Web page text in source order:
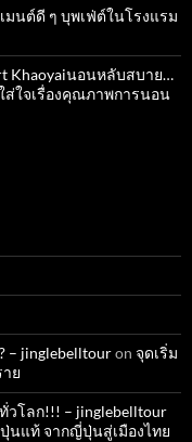
มนต์ดี ๆ บุพเฟ่ต์ในโรงแรม
Khaoyaiนอนหลับสบาย…
ส่ใจเรื่องคุณภาพการนอน
– jinglebelltouron จุดเริ่ม
ย
วโลก!!! – jinglebelltour
นแท้ จากญี่ปุ่นสู่เมืองไทย